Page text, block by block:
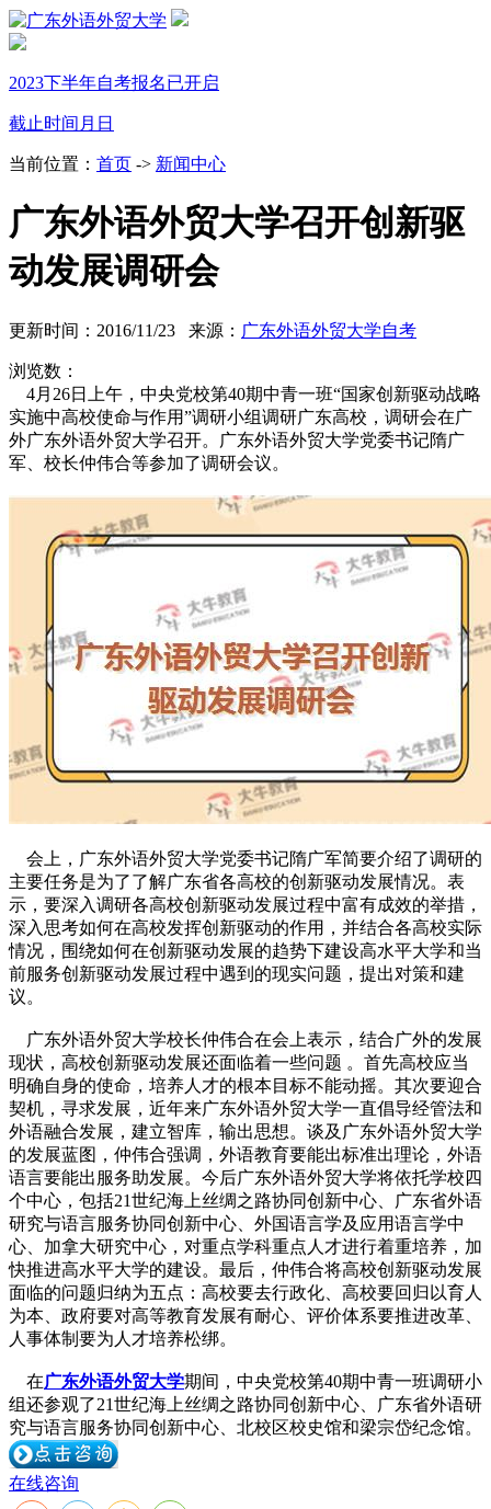
2023下半年自考报名已开启
截止时间 月 日
当前位置： 首页 -> 新闻中心
广东外语外贸大学召开创新驱
动发展调研会
更新时间：2016/11/23 来源： 广东外语外贸大学自考
浏览数：
4月26日上午，中央党校第40期中青一班“国家创新驱动战略
实施中高校使命与作用”调研小组调研广东高校，调研会在广
外广东外语外贸大学召开。广东外语外贸大学党委书记隋广
军、校长仲伟合等参加了调研会议。
会上，广东外语外贸大学党委书记隋广军简要介绍了调研的
主要任务是为了了解广东省各高校的创新驱动发展情况。表
示，要深入调研各高校创新驱动发展过程中富有成效的举措，
深入思考如何在高校发挥创新驱动的作用，并结合各高校实际
情况，围绕如何在创新驱动发展的趋势下建设高水平大学和当
前服务创新驱动发展过程中遇到的现实问题，提出对策和建
议。
广东外语外贸大学校长仲伟合在会上表示，结合广外的发展
现状，高校创新驱动发展还面临着一些问题 。首先高校应当
明确自身的使命，培养人才的根本目标不能动摇。其次要迎合
契机，寻求发展，近年来广东外语外贸大学一直倡导经管法和
外语融合发展，建立智库，输出思想。谈及广东外语外贸大学
的发展蓝图，仲伟合强调，外语教育要能出标准出理论，外语
语言要能出服务助发展。今后广东外语外贸大学将依托学校四
个中心，包括21世纪海上丝绸之路协同创新中心、广东省外语
研究与语言服务协同创新中心、外国语言学及应用语言学中
心、加拿大研究中心，对重点学科重点人才进行着重培养，加
快推进高水平大学的建设。最后，仲伟合将高校创新驱动发展
面临的问题归纳为五点：高校要去行政化、高校要回归以育人
为本、政府要对高等教育发展有耐心、评价体系要推进改革、
人事体制要为人才培养松绑。
在广东外语外贸大学期间，中央党校第40期中青一班调研小
组还参观了21世纪海上丝绸之路协同创新中心、广东省外语研
究与语言服务协同创新中心、北校区校史馆和梁宗岱纪念馆。
在线咨询